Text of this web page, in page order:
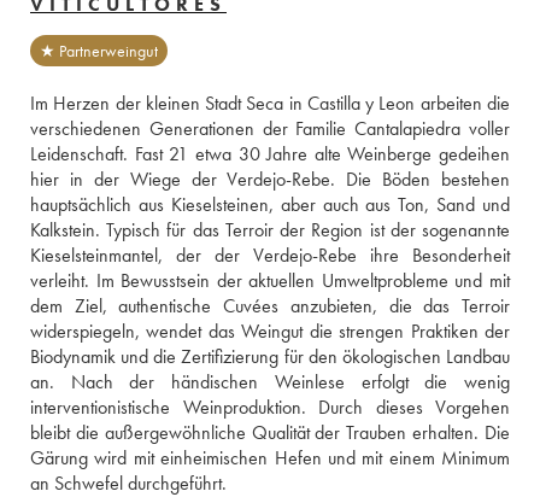
★ Partnerweingut
Im Herzen der kleinen Stadt Seca in Castilla y Leon arbeiten die
verschiedenen Generationen der Familie Cantalapiedra voller
Leidenschaft. Fast 21 etwa 30 Jahre alte Weinberge gedeihen
hier in der Wiege der Verdejo-Rebe. Die Böden bestehen
hauptsächlich aus Kieselsteinen, aber auch aus Ton, Sand und
Kalkstein. Typisch für das Terroir der Region ist der sogenannte
Kieselsteinmantel, der der Verdejo-Rebe ihre Besonderheit
verleiht. Im Bewusstsein der aktuellen Umweltprobleme und mit
dem Ziel, authentische Cuvées anzubieten, die das Terroir
widerspiegeln, wendet das Weingut die strengen Praktiken der
Biodynamik und die Zertifizierung für den ökologischen Landbau
an. Nach der händischen Weinlese erfolgt die wenig
interventionistische Weinproduktion. Durch dieses Vorgehen
bleibt die außergewöhnliche Qualität der Trauben erhalten. Die
Gärung wird mit einheimischen Hefen und mit einem Minimum
an Schwefel durchgeführt.